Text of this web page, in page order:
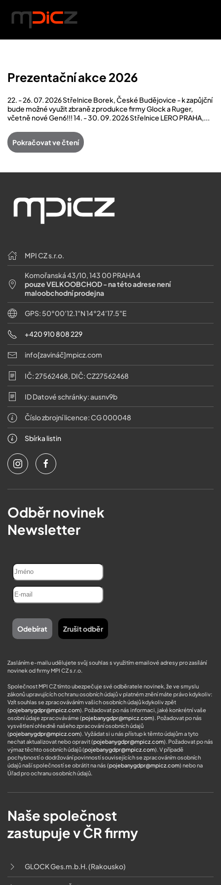
Skip to main content
Prezentační akce 2026
22. - 26. 07. 2026 Střelnice Borek, České Budějovice - k zapůjční
bude možné využit zbraně z produkce firmy Glock a Ruger,
včetně nové Gen6!!! 14. - 30. 09. 2026 Střelnice LERO PRAHA,...
Pokračovat ve čtení
MPI CZ s.r.o.
Komořanská 43/10, 143 00 PRAHA 4
pouze VELKOOBCHOD - na této adrese není
maloobchodní prodejna
GPS: 50°00'12.1"N 14°24'17.5"E
+420 910 808 229
info[zavináč]mpicz.com
IČ: 27562468, DIČ: CZ27562468
ID Datové schránky: ausnv9b
Číslo zbrojní licence: CG 000048
Sbírka listin
Odběr novinek
Newsletter
Zasláním e-mailu udělujete svůj souhlas s využitím emailové adresy pro zasílání
novinek od firmy MPI CZ s.r.o.
Společnost MPI CZ tímto ubezpečuje své odběratele novinek, že ve smyslu
zákonů upravujících ochranu osobních údajů v platném znění máte právo kdykoliv:
Vzít souhlas se zpracováváním vašich osobních údajů kdykoliv zpět
(pojebanygdpr@mpicz.com). Požadovat po nás informaci, jaké konkrétní vaše
osobní údaje zpracováváme (pojebanygdpr@mpicz.com). Požadovat po nás
vysvětlení ohledně našeho zpracování osobních údajů
(pojebanygdpr@mpicz.com). Vyžádat si u nás přístup k těmto údajům a tyto
nechat aktualizovat nebo opravit (pojebanygdpr@mpicz.com). Požadovat po nás
výmaz těchto osobních údajů (pojebanygdpr@mpicz.com). V případě
pochybností o dodržování povinností souvisejících se zpracováním osobních
údajů naší společností se obrátit na nás (pojebanygdpr@mpicz.com) nebo na
Úřad pro ochranu osobních údajů.
Naše společnost
zastupuje v ČR firmy
GLOCK Ges.m.b.H. (Rakousko)